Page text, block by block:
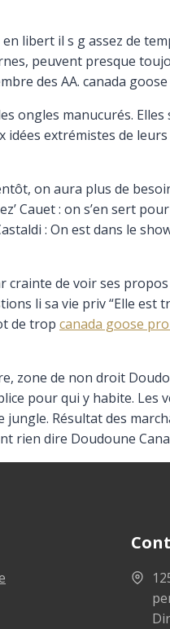
libert il s g assez de
peuvent presque
des AA. canada
ongles manucurés.
extrémistes de
on aura plus de
Cauet : on s’en sert
: On est dans le
de voir ses
li sa vie priv “Elle est
de trop canada goose
zone de non droit
pour qui y habite. Les
Résultat des
rien dire Doudoune